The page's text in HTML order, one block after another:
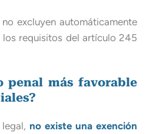
excluyen automáticamente
los requisitos del artículo 245
penal más favorable
no existe una exención